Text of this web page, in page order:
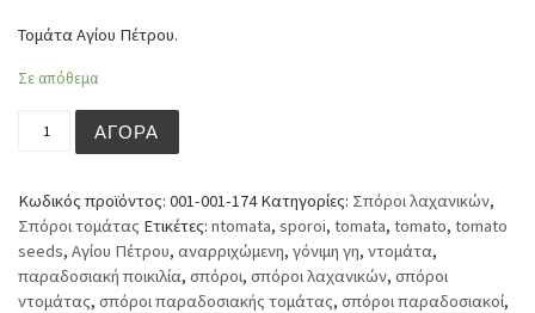
Τομάτα Αγίου Πέτρου.
Σε απόθεμα
ΑΓΟΡΆ
Κωδικός προϊόντος: 001-001-174 Κατηγορίες: Σπόροι λαχανικών,
Σπόροι τομάτας Ετικέτες: ntomata, sporoi, tomata, tomato, tomato
seeds, Αγίου Πέτρου, αναρριχώμενη, γόνιμη γη, ντομάτα,
παραδοσιακή ποικιλία, σπόροι, σπόροι λαχανικών, σπόροι
ντομάτας, σπόροι παραδοσιακής τομάτας, σπόροι παραδοσιακοί,